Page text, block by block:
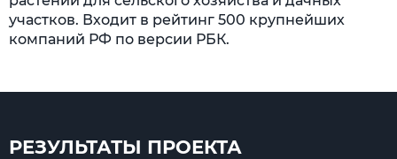
участков. Входит в рейтинг 500 крупнейших
компаний РФ по версии РБК.
РЕЗУЛЬТАТЫ ПРОЕКТА